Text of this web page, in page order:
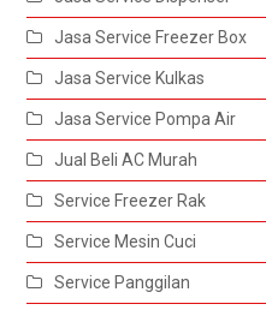
Jasa Service Freezer Box
Jasa Service Kulkas
Jasa Service Pompa Air
Jual Beli AC Murah
Service Freezer Rak
Service Mesin Cuci
Service Panggilan